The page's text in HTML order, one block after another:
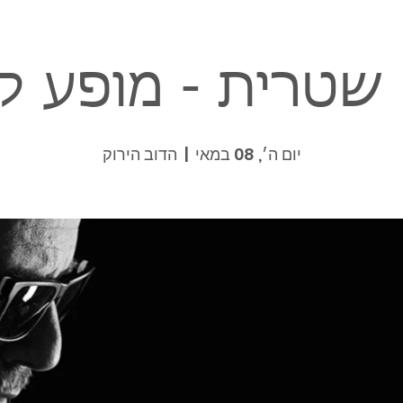
שטרית - מופע
יום ה׳, 08 במאי
  |
הדוב הירוק